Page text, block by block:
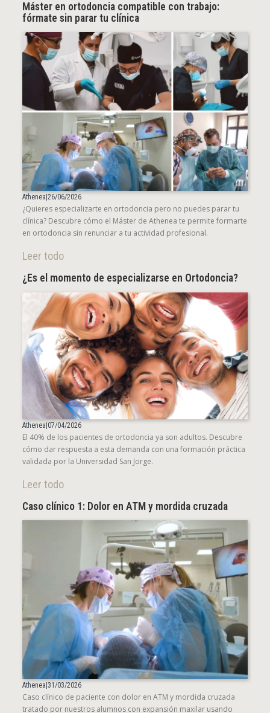
Máster en ortodoncia compatible con trabajo:
fórmate sin parar tu clínica
Athenea 26/06/2026
¿Quieres especializarte en ortodoncia pero no puedes parar tu
clínica? Descubre cómo el Máster de Athenea te permite formarte
en ortodoncia sin renunciar a tu actividad profesional.
Leer todo
¿Es el momento de especializarse en Ortodoncia?
Athenea|07/04/2026
El 40% de los pacientes de ortodoncia ya son adultos. Descubre
cómo dar respuesta a esta demanda con una formación práctica
validada por la Universidad San Jorge.
Leer todo
Caso clínico 1: Dolor en ATM y mordida cruzada
Athenea 31/03/2026
Caso clínico de paciente con dolor en ATM y mordida cruzada
tratado por nuestros alumnos con expansión maxilar usando